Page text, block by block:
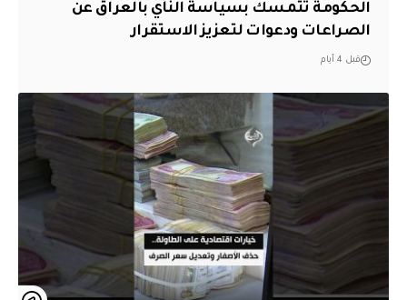
الحكومة تتمسك بسياسة النأي بالعراق عن
الصراعات ودعوات لتعزيز الاستقرار
قبل 4 أيام